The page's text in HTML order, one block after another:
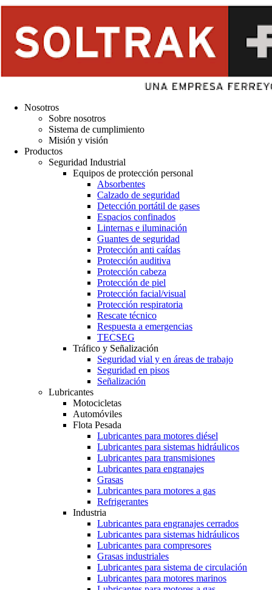
Nosotros
Sobre nosotros
Sistema de cumplimiento
Misión y visión
Productos
Seguridad Industrial
Equipos de protección personal
Absorbentes
Calzado de seguridad
Detección portátil de gases
Espacios confinados
Linternas e iluminación
Guantes de seguridad
Protección anti caídas
Protección auditiva
Protección cabeza
Protección de piel
Protección facial/visual
Protección respiratoria
Rescate técnico
Respuesta a emergencias
TECSEG
Tráfico y Señalización
Seguridad vial y en áreas de trabajo
Seguridad en pisos
Señalización
Lubricantes
Motocicletas
Automóviles
Flota Pesada
Lubricantes para motores diésel
Lubricantes para sistemas hidráulicos
Lubricantes para transmisiones
Lubricantes para engranajes
Grasas
Lubricantes para motores a gas
Refrigerantes
Industria
Lubricantes para engranajes cerrados
Lubricantes para sistemas hidráulicos
Lubricantes para compresores
Grasas industriales
Lubricantes para sistema de circulación
Lubricantes para motores marinos